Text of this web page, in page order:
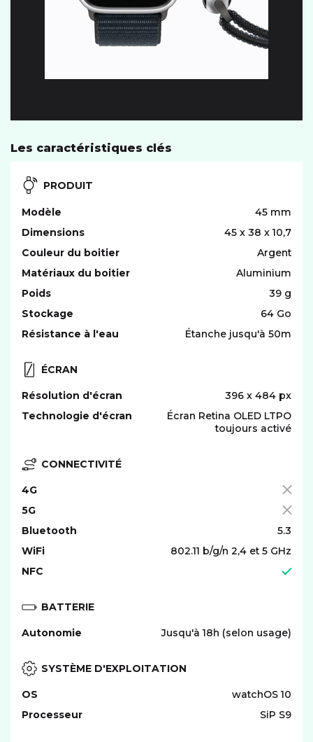
Les caractéristiques clés
PRODUIT
Modèle
45 mm
Dimensions
45 x 38 x 10,7
Couleur du boitier
Argent
Matériaux du boitier
Aluminium
Poids
39 g
Stockage
64 Go
Résistance à l'eau
Étanche jusqu'à 50m
ÉCRAN
Résolution d'écran
396 x 484 px
Technologie d'écran
Écran Retina OLED LTPO
toujours activé
CONNECTIVITÉ
4G
5G
Bluetooth
5.3
WiFi
802.11 b/g/n 2,4 et 5 GHz
NFC
BATTERIE
Autonomie Jusqu'à 18h (selon usage)
SYSTÈME D'EXPLOITATION
OS
watchOS 10
Processeur
SiP S9